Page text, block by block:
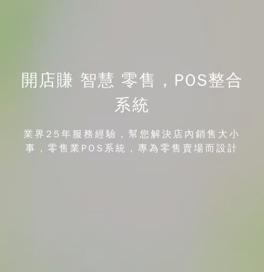
開店賺 智慧 零售，POS整合
系統
業界25年服務經驗，幫您解決店內銷售大小
事，零售業POS系統，專為零售賣場而設計